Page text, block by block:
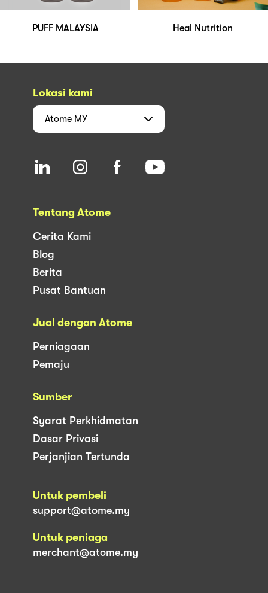
PUFF MALAYSIA Heal Nutrition
Lokasi kami
Atome MY
Tentang Atome
Cerita Kami
Blog
Berita
Pusat Bantuan
Jual dengan Atome
Perniagaan
Pemaju
Sumber
Syarat Perkhidmatan
Dasar Privasi
Perjanjian Tertunda
Untuk pembeli
support@atome.my
Untuk peniaga
merchant@atome.my